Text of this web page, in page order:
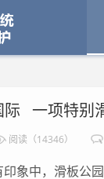
际 一项特别
阅读（14346）
中，滑板公园